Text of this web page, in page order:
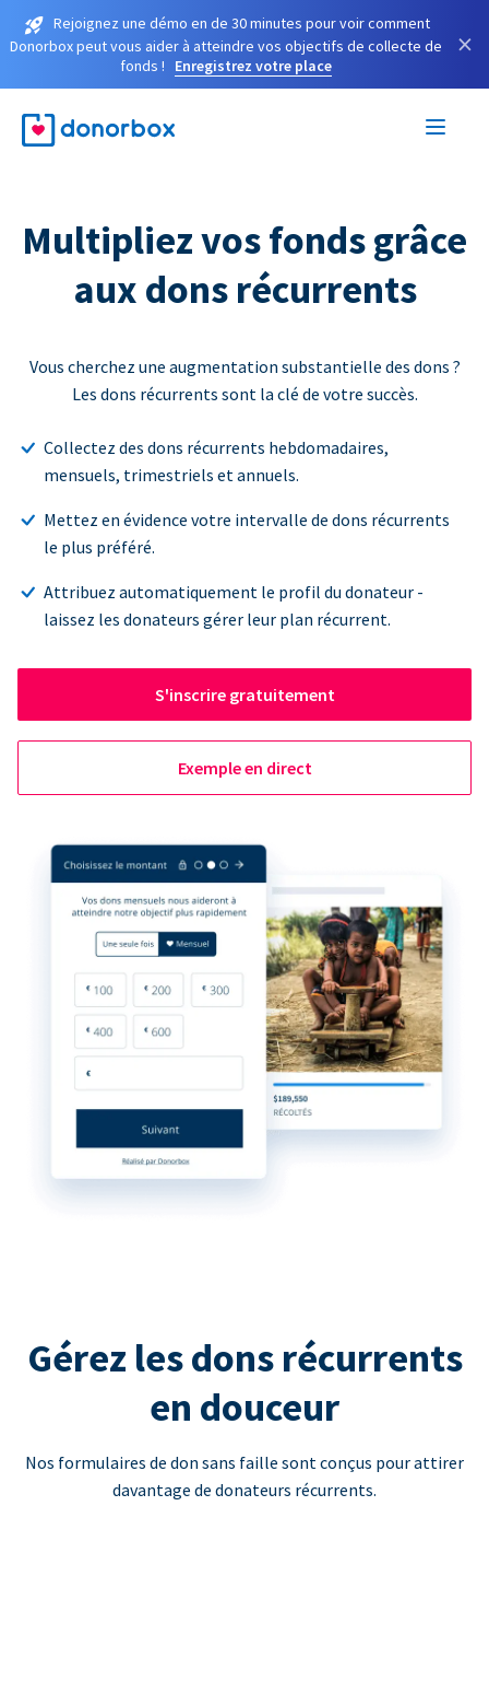
Rejoignez une démo en de 30 minutes pour voir comment
Donorbox peut vous aider à atteindre vos objectifs de collecte de
fonds !
Enregistrez votre place
×
Multipliez vos fonds grâce
aux dons récurrents
Vous cherchez une augmentation substantielle des dons ?
Les dons récurrents sont la clé de votre succès.
Collectez des dons récurrents hebdomadaires,
mensuels, trimestriels et annuels.
Mettez en évidence votre intervalle de dons récurrents
le plus préféré.
Attribuez automatiquement le profil du donateur -
laissez les donateurs gérer leur plan récurrent.
S'inscrire gratuitement
Exemple en direct
Gérez les dons récurrents
en douceur
Nos formulaires de don sans faille sont conçus pour attirer
davantage de donateurs récurrents.